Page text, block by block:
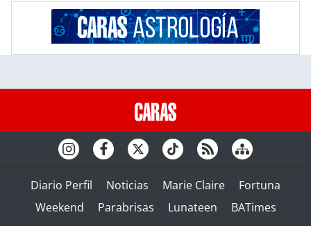
Diario Perfil Noticias Marie Claire
Fortuna
Weekend
Parabrisas Lunateen BATimes